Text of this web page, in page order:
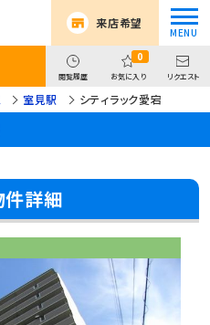
来店希望
閲覧履歴
0
お気に入り リクエスト
室見駅 シティラック愛宕
件詳細